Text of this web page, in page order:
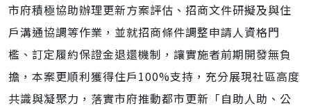
市府積極協助辦理更新方案評估、招商文件研擬及與住
戶溝通協調等作業，並就招商條件調整申請人資格門
檻、訂定履約保證金退還機制，讓實施者前期開發無負
擔，本案更順利獲得住戶100%支持，充分展現社區高度
共識與凝聚力，落實市府推動都市更新「自助人助、公